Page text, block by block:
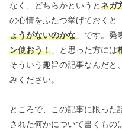
なく、どちらかというとネガ
の心情をふたつ挙げておくと
ょうがないのかな 」です。発
ン使おう！ 」と思った方には
そういう趣旨の記事なんだと
みください。
ところで、この記事に限った
された何かについて書くもの